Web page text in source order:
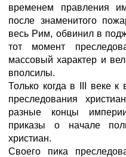
временем правления
после знаменитого
весь Рим, обвинил в
тот момент
массовый характер и
вполсилы.
Только когда в III веке
преследования
разные концы
приказы о начале
христиан.
Своего пика